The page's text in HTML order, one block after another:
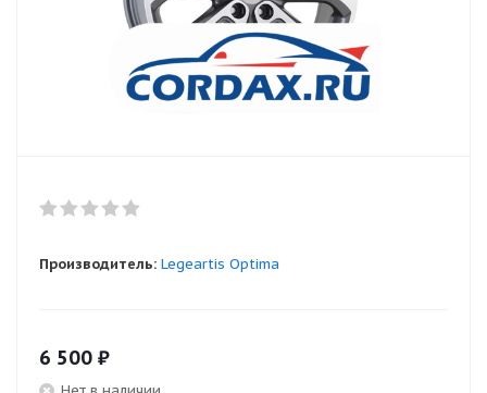
Производитель: Legeartis Optima
6 500 ₽